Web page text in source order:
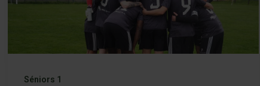
Séniors 1